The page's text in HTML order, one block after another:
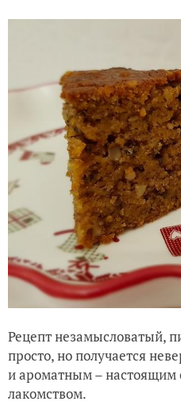
Рецепт незамысловатый,
просто, но получается
и ароматным –
лакомством.